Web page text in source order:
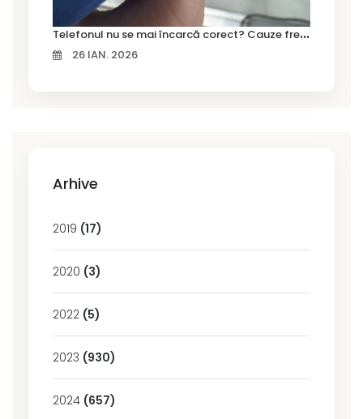
T
elefonul nu se mai încarcă corect? Cauze frecvente și soluții la service în Timișoara
26 IAN. 2026
Arhive
2019 (17)
2020 (3)
2022 (5)
2023 (930)
2024 (657)